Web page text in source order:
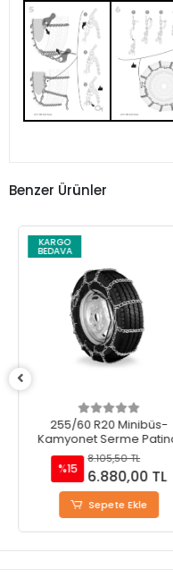
Benzer Ürünler
KARGO
BEDAVA
255/60 R20 Minibüs-
Kamyonet Serme Patinaj
Zinciri - M220
%15
8.105,50 TL
6.880,00 TL
Sepete Ekle